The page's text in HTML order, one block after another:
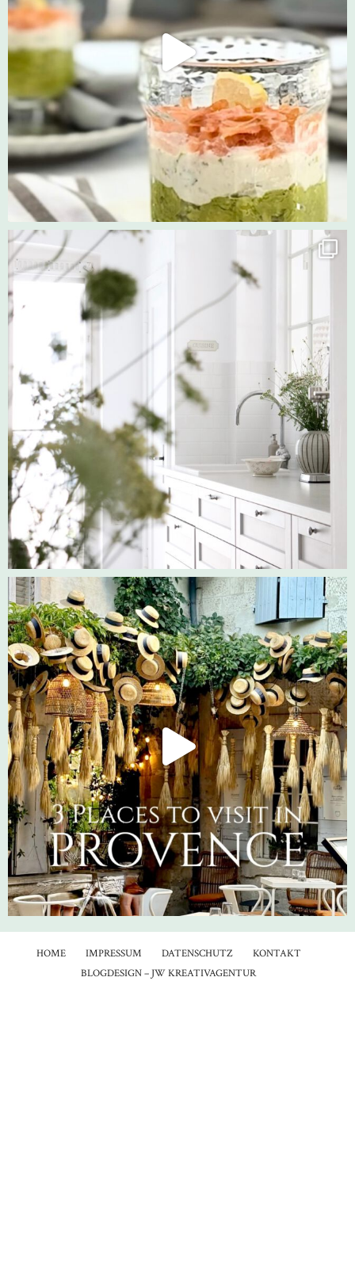
HOME IMPRESSUM DATENSCHUTZ
KONTAKT
BLOGDESIGN – JW KREATIVAGENTUR